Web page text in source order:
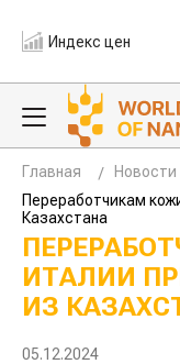
Индекс цен
Главная
Новости
Переработчикам
Казахстана
ИТАЛИИ
ИЗ
05.12.2024